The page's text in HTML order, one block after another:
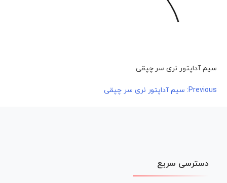
سیم آداپتور نری سر چپقی
راهبری
Previous: سیم آداپتور نری سر چپقی
دسترسی سریع